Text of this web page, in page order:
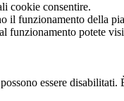
cookie consentire.
il funzionamento della
funzionamento potete
essere